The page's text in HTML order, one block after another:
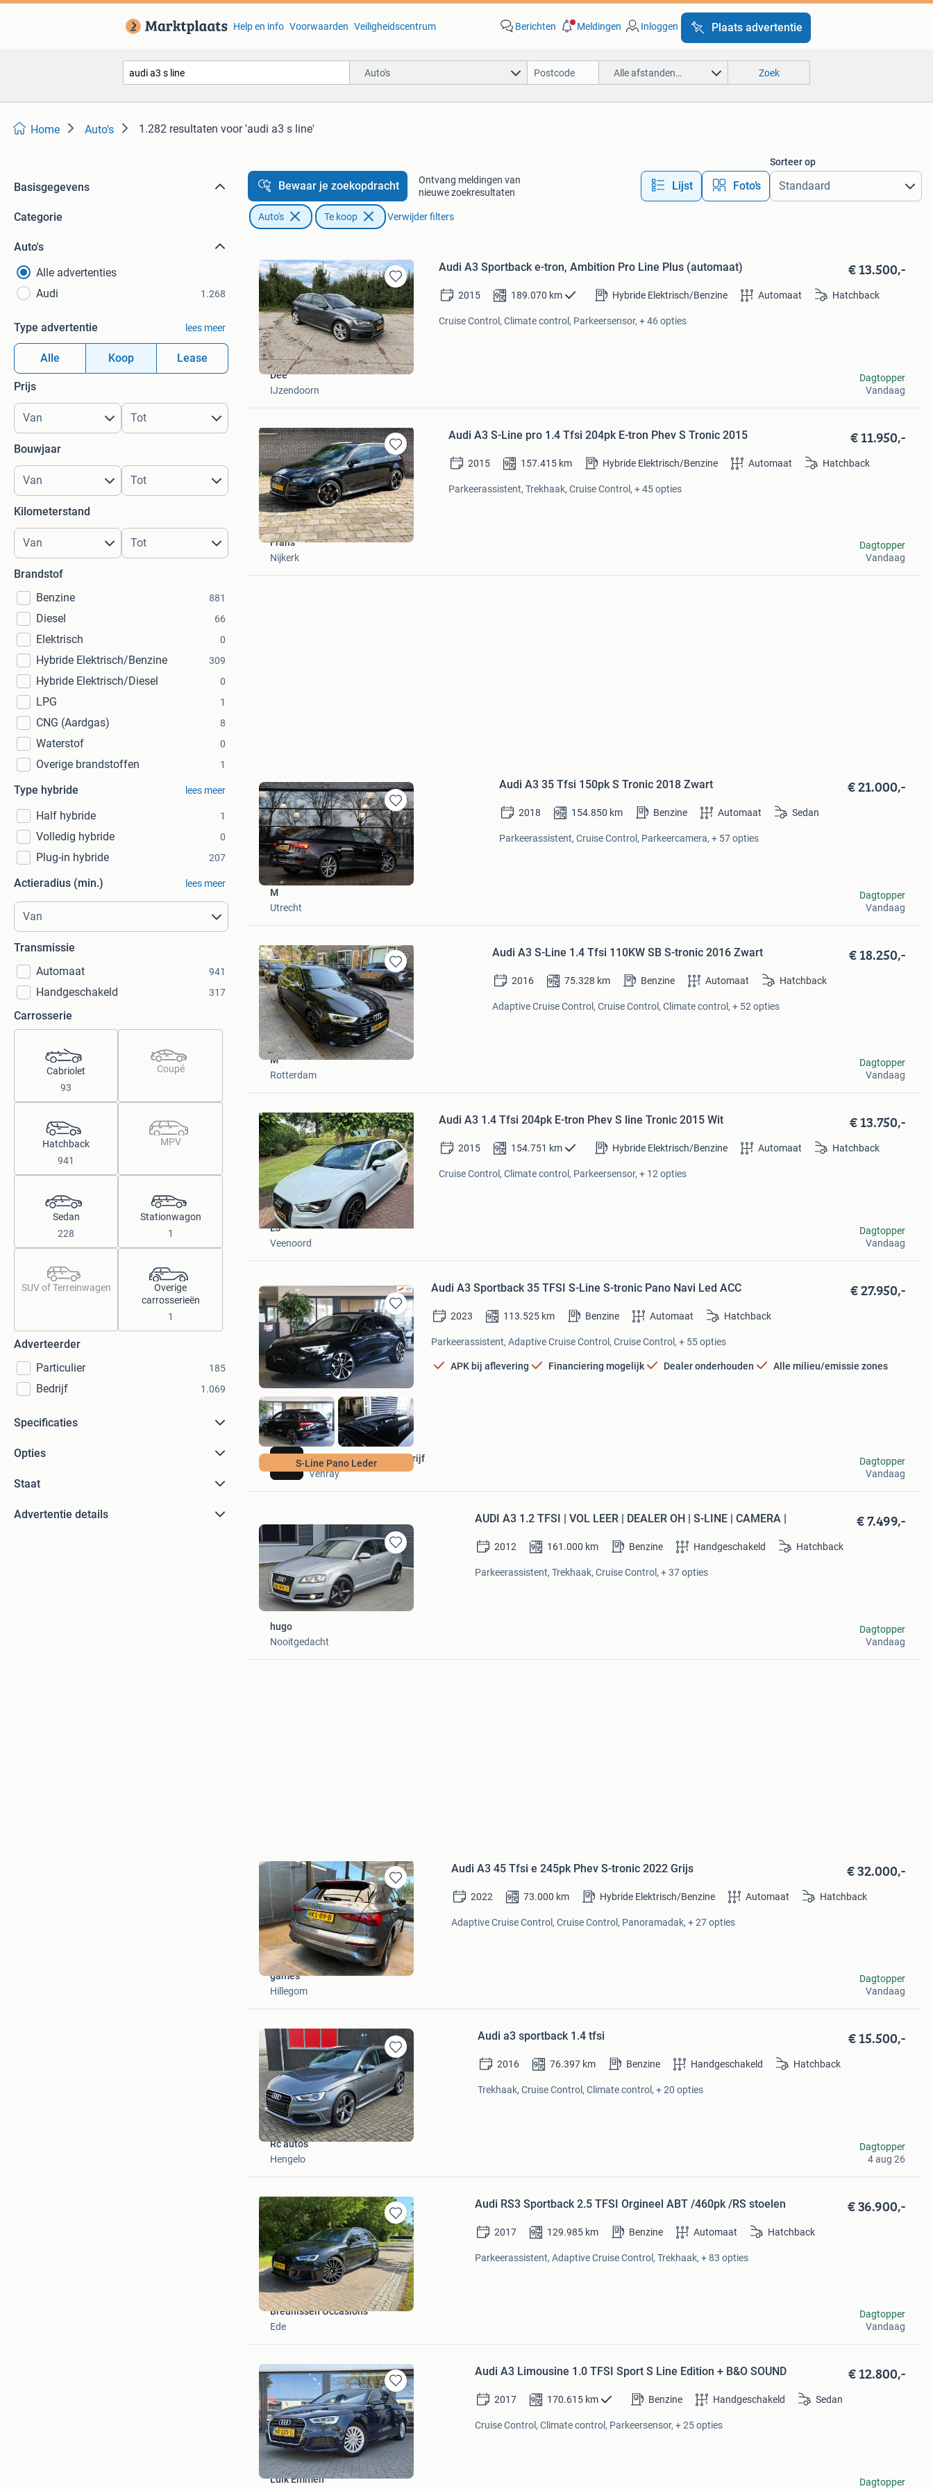
Help en info Voorwaarden Veiligheidscentrum Berichten Meldingen Inloggen Plaats advertentie
Auto's Alle afstanden… Zoek
Home Auto's 1.282 resultaten voor 'audi a3 s line'
Basisgegevens
Categorie
Auto's
Alle advertenties
Audi
1.268
Type advertentie lees meer
Alle Koop Lease
Prijs
Bouwjaar
Kilometerstand
Brandstof
Benzine
881
Diesel 66
Elektrisch 0
Hybride Elektrisch/Benzine 309
Hybride Elektrisch/Diesel 0
LPG 1
CNG (Aardgas) 8
Waterstof 0
Overige brandstoffen 1
Type hybride lees meer
Half hybride 1
Volledig hybride 0
Plug-in hybride 207
Actieradius (min.) lees meer
Transmissie
Automaat
941
Handgeschakeld 317
Carrosserie
Cabriolet
93
Coupé
Hatchback
941
MPV
Sedan
228
Stationwagon
1
SUV of Terreinwagen
Overige
carrosserieën
1
Adverteerder
Particulier
185
Bedrijf 1.069
Specificaties
Opties
Staat
Advertentie details
Bewaar je zoekopdracht
Ontvang meldingen van
nieuwe zoekresultaten
Lijst Foto’s
Sorteer op
Auto's Te koop Verwijder filters
Bewaren
in
Mijn
Favorieten
Audi A3 Sportback e-tron, Ambition Pro Line Plus (automaat) € 13.500,-
2015 189.070 km Hybride Elektrisch/Benzine Automaat Hatchback
Cruise Control, Climate control, Parkeersensor, + 46 opties
Dee
IJzendoorn
Dagtopper
Vandaag
Bewaren
in
Mijn
Favorieten
Audi A3 S-Line pro 1.4 Tfsi 204pk E-tron Phev S Tronic 2015 € 11.950,-
2015 157.415 km Hybride Elektrisch/Benzine Automaat Hatchback
Parkeerassistent, Trekhaak, Cruise Control, + 45 opties
Frans
Nijkerk
Dagtopper
Vandaag
Bewaren
in
Mijn
Favorieten
Audi A3 35 Tfsi 150pk S Tronic 2018 Zwart € 21.000,-
2018 154.850 km Benzine Automaat Sedan
Parkeerassistent, Cruise Control, Parkeercamera, + 57 opties
M
Utrecht
Dagtopper
Vandaag
Bewaren
in
Mijn
Favorieten
Audi A3 S-Line 1.4 Tfsi 110KW SB S-tronic 2016 Zwart € 18.250,-
2016 75.328 km Benzine Automaat Hatchback
Adaptive Cruise Control, Cruise Control, Climate control, + 52 opties
M
Rotterdam
Dagtopper
Vandaag
in
Mijn
Favorieten
Audi A3 1.4 Tfsi 204pk E-tron Phev S line Tronic 2015 Wit € 13.750,-
2015 154.751 km Hybride Elektrisch/Benzine Automaat Hatchback
Cruise Control, Climate control, Parkeersensor, + 12 opties
EJ
Veenoord
Dagtopper
Vandaag
Bewaren
in
Mijn
Favorieten
S-Line Pano Leder
Audi A3 Sportback 35 TFSI S-Line S-tronic Pano Navi Led ACC € 27.950,-
2023 113.525 km Benzine Automaat Hatchback
Parkeerassistent, Adaptive Cruise Control, Cruise Control, + 55 opties
APK bij aflevering Financiering mogelijk Dealer onderhouden Alle milieu/emissie zones
Van den Boom Autobedrijf
Venray
Dagtopper
Vandaag
Bewaren
in
Mijn
Favorieten
AUDI A3 1.2 TFSI | VOL LEER | DEALER OH | S-LINE | CAMERA | € 7.499,-
2012 161.000 km Benzine Handgeschakeld Hatchback
Parkeerassistent, Trekhaak, Cruise Control, + 37 opties
hugo
Nooitgedacht
Dagtopper
Vandaag
Bewaren
in
Mijn
Favorieten
Audi A3 45 Tfsi e 245pk Phev S-tronic 2022 Grijs € 32.000,-
2022 73.000 km Hybride Elektrisch/Benzine Automaat Hatchback
Adaptive Cruise Control, Cruise Control, Panoramadak, + 27 opties
games
Hillegom
Dagtopper
Vandaag
Bewaren
in
Mijn
Favorieten
Audi a3 sportback 1.4 tfsi € 15.500,-
2016 76.397 km Benzine Handgeschakeld Hatchback
Trekhaak, Cruise Control, Climate control, + 20 opties
Rc auto’s
Hengelo
Dagtopper
4 aug 26
Bewaren
in
Mijn
Favorieten
Audi RS3 Sportback 2.5 TFSI Orgineel ABT /460pk /RS stoelen € 36.900,-
2017 129.985 km Benzine Automaat Hatchback
Parkeerassistent, Adaptive Cruise Control, Trekhaak, + 83 opties
Breunissen Occasions
Ede
Dagtopper
Vandaag
Bewaren
in
Mijn
Favorieten
Audi A3 Limousine 1.0 TFSI Sport S Line Edition + B&O SOUND € 12.800,-
2017 170.615 km Benzine Handgeschakeld Sedan
Cruise Control, Climate control, Parkeersensor, + 25 opties
Luik Emmen
Dagtopper